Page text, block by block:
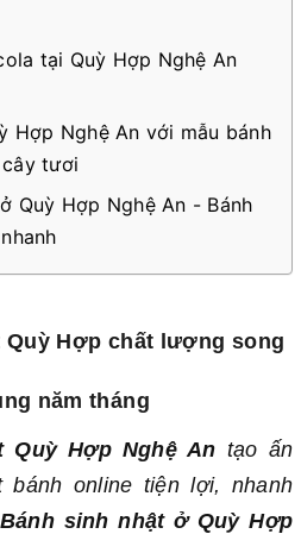
tại Quỳ Hợp Nghệ An
Hợp Nghệ An với mẫu bánh
tươi
Quỳ Hợp Nghệ An - Bánh
Quỳ Hợp chất lượng song
năm tháng
Quỳ Hợp Nghệ An tạo ấn
online tiện lợi, nhanh
Bánh sinh nhật ở Quỳ Hợp